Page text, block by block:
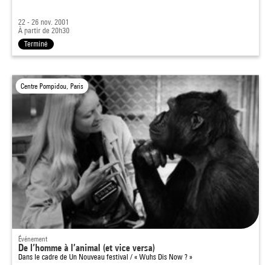
22 - 26 nov. 2001
À partir de 20h30
Terminé
Centre Pompidou, Paris
Événement
De l’homme à l’animal (et vice versa)
Dans le cadre de Un Nouveau festival / « Wuhs Dis Now ? »